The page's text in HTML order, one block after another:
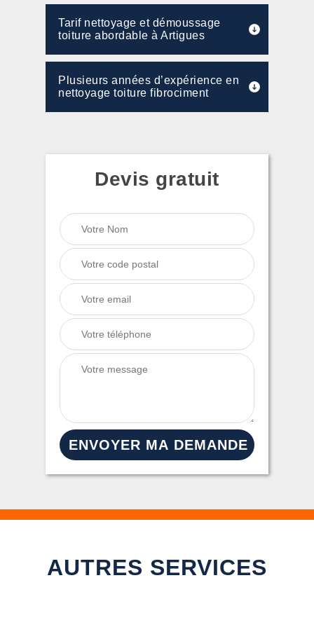
Tarif nettoyage et démoussage
toiture abordable à Artigues
Plusieurs années d’expérience en
nettoyage toiture fibrociment
Devis gratuit
AUTRES SERVICES